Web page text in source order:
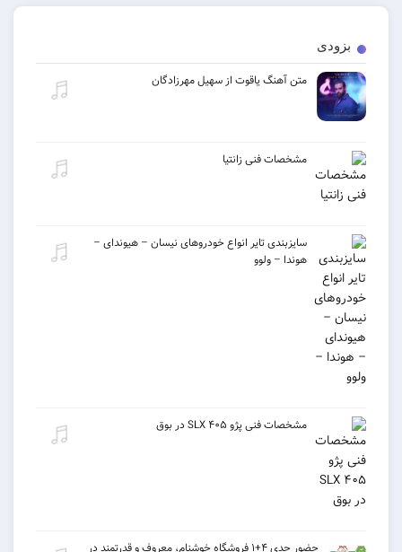
متن آهنگ یاقوت از سهیل مهرزادگان
مشخصات فنی زانتیا
سایزبندی تایر انواع خودروهای نیسان – هیوندای –
هوندا – ولوو
مشخصات فنی پژو ۴۰۵ SLX در بوق
حضور جدی ۴+۱ فروشگاه خوشنام، معروف و قدرتمند در